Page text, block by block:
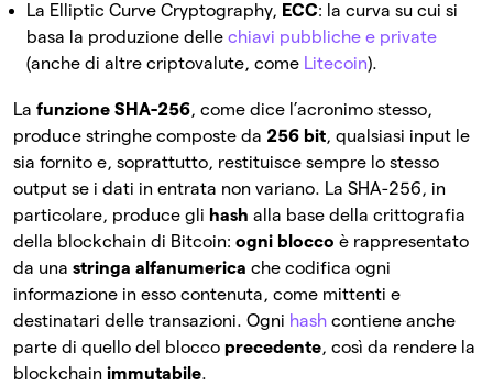
La Elliptic Curve Cryptography, ECC: la curva su cui si
basa la produzione delle chiavi pubbliche e private
(anche di altre criptovalute, come Litecoin).
La funzione SHA-256, come dice l’acronimo stesso,
produce stringhe composte da 256 bit, qualsiasi input le
sia fornito e, soprattutto, restituisce sempre lo stesso
output se i dati in entrata non variano. La SHA-256, in
particolare, produce gli hash alla base della crittografia
della blockchain di Bitcoin: ogni blocco è rappresentato
da una stringa alfanumerica che codifica ogni
informazione in esso contenuta, come mittenti e
destinatari delle transazioni. Ogni hash contiene anche
parte di quello del blocco precedente, così da rendere la
blockchain immutabile.